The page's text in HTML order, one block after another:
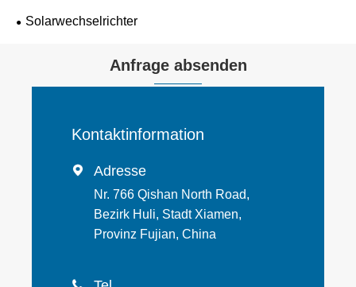
Solarwechselrichter
Anfrage absenden
Kontaktinformation
 Adresse
Nr. 766 Qishan North Road,
Bezirk Huli, Stadt Xiamen,
Provinz Fujian, China
